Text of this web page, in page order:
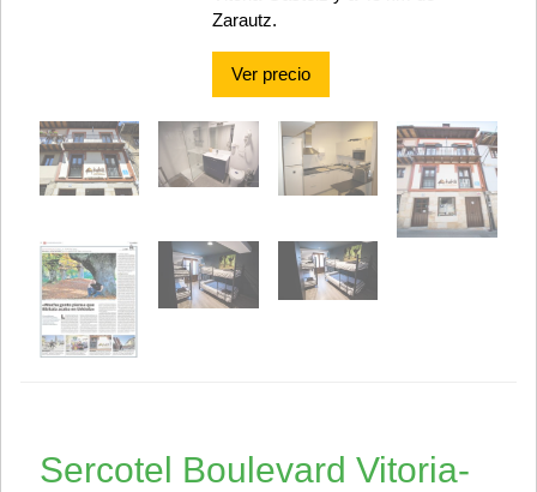
Zarautz.
Ver precio
Sercotel Boulevard Vitoria-